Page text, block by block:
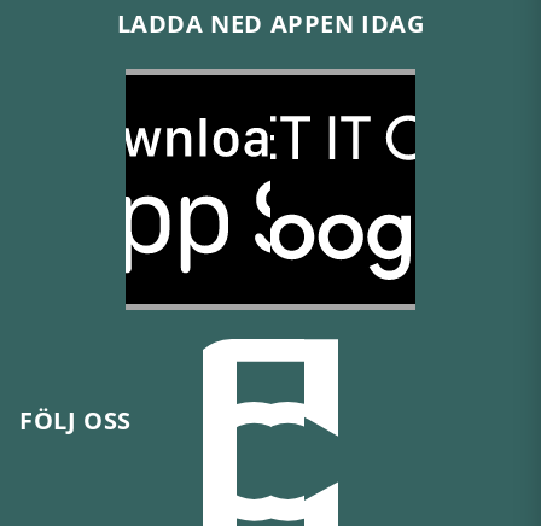
LADDA NED APPEN IDAG
FÖLJ OSS